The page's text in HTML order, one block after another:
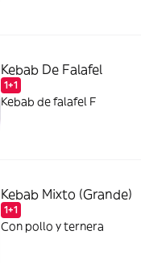
Kebab De Falafel
1+1
Kebab de falafel F
Kebab Mixto (Grande)
1+1
Con pollo y ternera